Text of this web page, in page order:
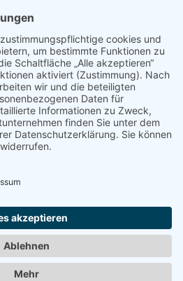
Sitemap
Dietz Sensortechnik